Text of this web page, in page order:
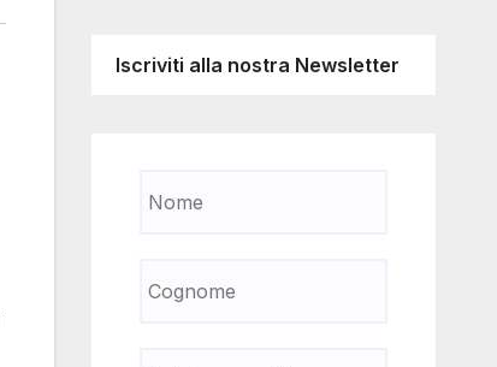
Iscriviti alla nostra Newsletter